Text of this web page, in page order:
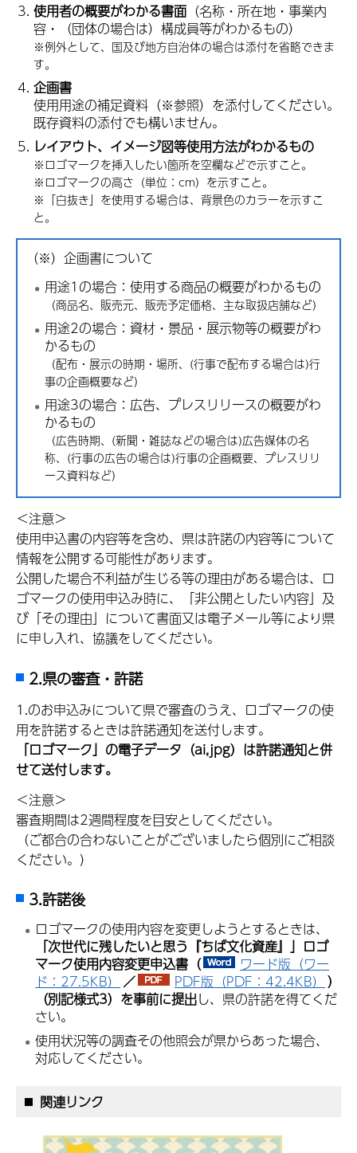
使用者の概要がわかる書面 （名称・所在地・事業内
容・（団体の場合は）構成員等がわかるもの）
※例外として、国及び地方自治体の場合は添付を省略できま
す。
企画書
使用用途の補足資料（※参照）を添付してください。
既存資料の添付でも構いません。
レイアウト、イメージ図等使用方法がわかるもの
※ロゴマークを挿入したい箇所を空欄などで示すこと。
※ロゴマークの高さ（単位：cm）を示すこと。
※「白抜き」を使用する場合は、背景色のカラーを示すこ
と。
（※）企画書について
用途1の場合：使用する商品の概要がわかるもの
（商品名、販売元、販売予定価格、主な取扱店舗など）
用途2の場合：資材・景品・展示物等の概要がわ
かるもの
（配布・展示の時期・場所、(行事で配布する場合は)行
事の企画概要など）
用途3の場合：広告、プレスリリースの概要がわ
かるもの
（広告時期、(新聞・雑誌などの場合は)広告媒体の名
称、(行事の広告の場合は)行事の企画概要、プレスリリ
ース資料など）
＜注意＞
使用申込書の内容等を含め、県は許諾の内容等について
情報を公開する可能性があります。
公開した場合不利益が生じる等の理由がある場合は、ロ
ゴマークの使用申込み時に、「非公開としたい内容」及
び「その理由」について書面又は電子メール等により県
に申し入れ、協議をしてください。
2.県の審査・許諾
1.のお申込みについて県で審査のうえ、ロゴマークの使
用を許諾するときは許諾通知を送付します。
「ロゴマーク」の電子データ（ai,jpg）は許諾通知と併
せて送付します。
＜注意＞
審査期間は2週間程度を目安としてください。
（ご都合の合わないことがございましたら個別にご相談
ください。）
3.許諾後
ロゴマークの使用内容を変更しようとするときは、
「次世代に残したいと思う『ちば文化資産』」ロゴ
マーク使用内容変更申込書（
ワード版（ワー
ド：27.5KB） ／ PDF版（PDF：42.4KB） ）
（別記様式3）を事前に提出し、県の許諾を得てくだ
さい。
使用状況等の調査その他照会が県からあった場合、
対応してください。
関連リンク